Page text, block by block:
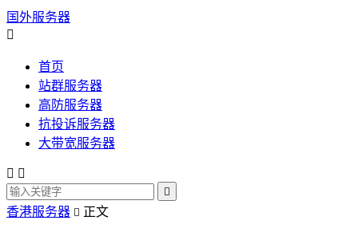
国外服务器

首页
站群服务器
高防服务器
抗投诉服务器
大带宽服务器
 

香港服务器  正文